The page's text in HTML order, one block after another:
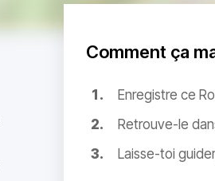
Comment ça
Enregistre ce
Retrouve-le
Laisse-toi